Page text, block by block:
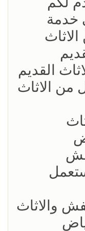
خدمة
القديم
من الاثاث
والاثاث